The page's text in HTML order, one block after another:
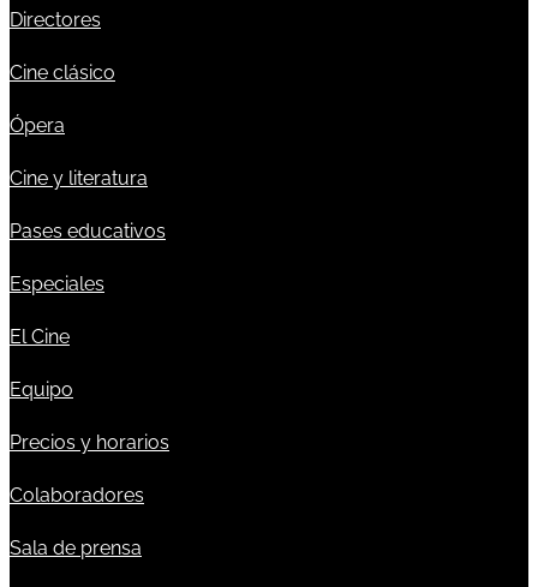
Directores
Cine clásico
Ópera
Cine y literatura
Pases educativos
Especiales
El Cine
Equipo
Precios y horarios
Colaboradores
Sala de prensa